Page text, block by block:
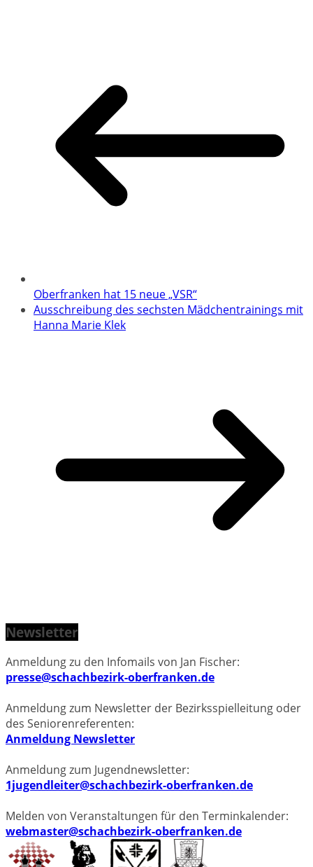
Oberfranken hat 15 neue „VSR“
Ausschreibung des sechsten Mädchentrainings mit
Hanna Marie Klek
Newsletter
Anmeldung zu den Infomails von Jan Fischer:
presse@schachbezirk-oberfranken.de
Anmeldung zum Newsletter der Bezirksspielleitung oder
des Seniorenreferenten:
Anmeldung Newsletter
Anmeldung zum Jugendnewsletter:
1jugendleiter@schachbezirk-oberfranken.de
Melden von Veranstaltungen für den Terminkalender:
webmaster@schachbezirk-oberfranken.de